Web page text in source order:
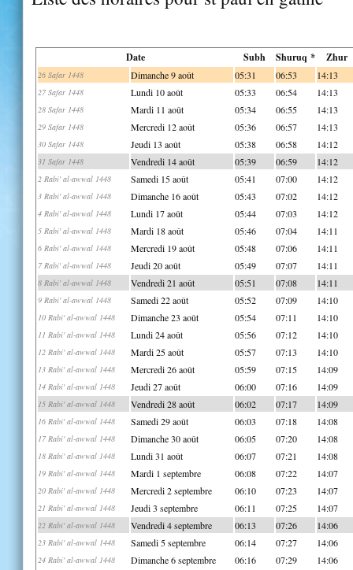
Date Subh Shuruq * Zhur
26 Safar 1448 Dimanche 9 août 05:31 06:53 14:13
27 Safar 1448 Lundi 10 août 05:33 06:54 14:13
28 Safar 1448 Mardi 11 août 05:34 06:55 14:13
29 Safar 1448 Mercredi 12 août 05:36 06:57 14:13
30 Safar 1448 Jeudi 13 août 05:38 06:58 14:12
31 Safar 1448 Vendredi 14 août 05:39 06:59 14:12
2 Rabi' al-awwal 1448 Samedi 15 août 05:41 07:00 14:12
3 Rabi' al-awwal 1448 Dimanche 16 août 05:43 07:02 14:12
4 Rabi' al-awwal 1448 Lundi 17 août 05:44 07:03 14:12
5 Rabi' al-awwal 1448 Mardi 18 août 05:46 07:04 14:11
6 Rabi' al-awwal 1448 Mercredi 19 août 05:48 07:06 14:11
7 Rabi' al-awwal 1448 Jeudi 20 août 05:49 07:07 14:11
8 Rabi' al-awwal 1448 Vendredi 21 août 05:51 07:08 14:11
9 Rabi' al-awwal 1448 Samedi 22 août 05:52 07:09 14:10
10 Rabi' al-awwal 1448 Dimanche 23 août 05:54 07:11 14:10
11 Rabi' al-awwal 1448 Lundi 24 août 05:56 07:12 14:10
12 Rabi' al-awwal 1448 Mardi 25 août 05:57 07:13 14:10
13 Rabi' al-awwal 1448 Mercredi 26 août 05:59 07:15 14:09
14 Rabi' al-awwal 1448 Jeudi 27 août 06:00 07:16 14:09
15 Rabi' al-awwal 1448 Vendredi 28 août 06:02 07:17 14:09
16 Rabi' al-awwal 1448 Samedi 29 août 06:03 07:18 14:08
17 Rabi' al-awwal 1448 Dimanche 30 août 06:05 07:20 14:08
18 Rabi' al-awwal 1448 Lundi 31 août 06:07 07:21 14:08
19 Rabi' al-awwal 1448 Mardi 1 septembre 06:08 07:22 14:07
20 Rabi' al-awwal 1448 Mercredi 2 septembre 06:10 07:23 14:07
21 Rabi' al-awwal 1448 Jeudi 3 septembre 06:11 07:25 14:07
22 Rabi' al-awwal 1448 Vendredi 4 septembre 06:13 07:26 14:06
23 Rabi' al-awwal 1448 Samedi 5 septembre 06:14 07:27 14:06
24 Rabi' al-awwal 1448 Dimanche 6 septembre 06:16 07:29 14:06